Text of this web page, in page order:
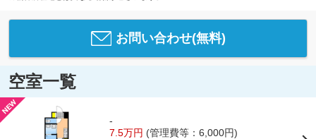
お問い合わせ(無料)
空室一覧
-
7.5万円 (管理費等：6,000円)